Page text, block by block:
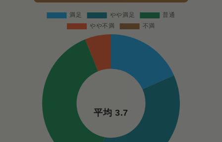
平均 3.7